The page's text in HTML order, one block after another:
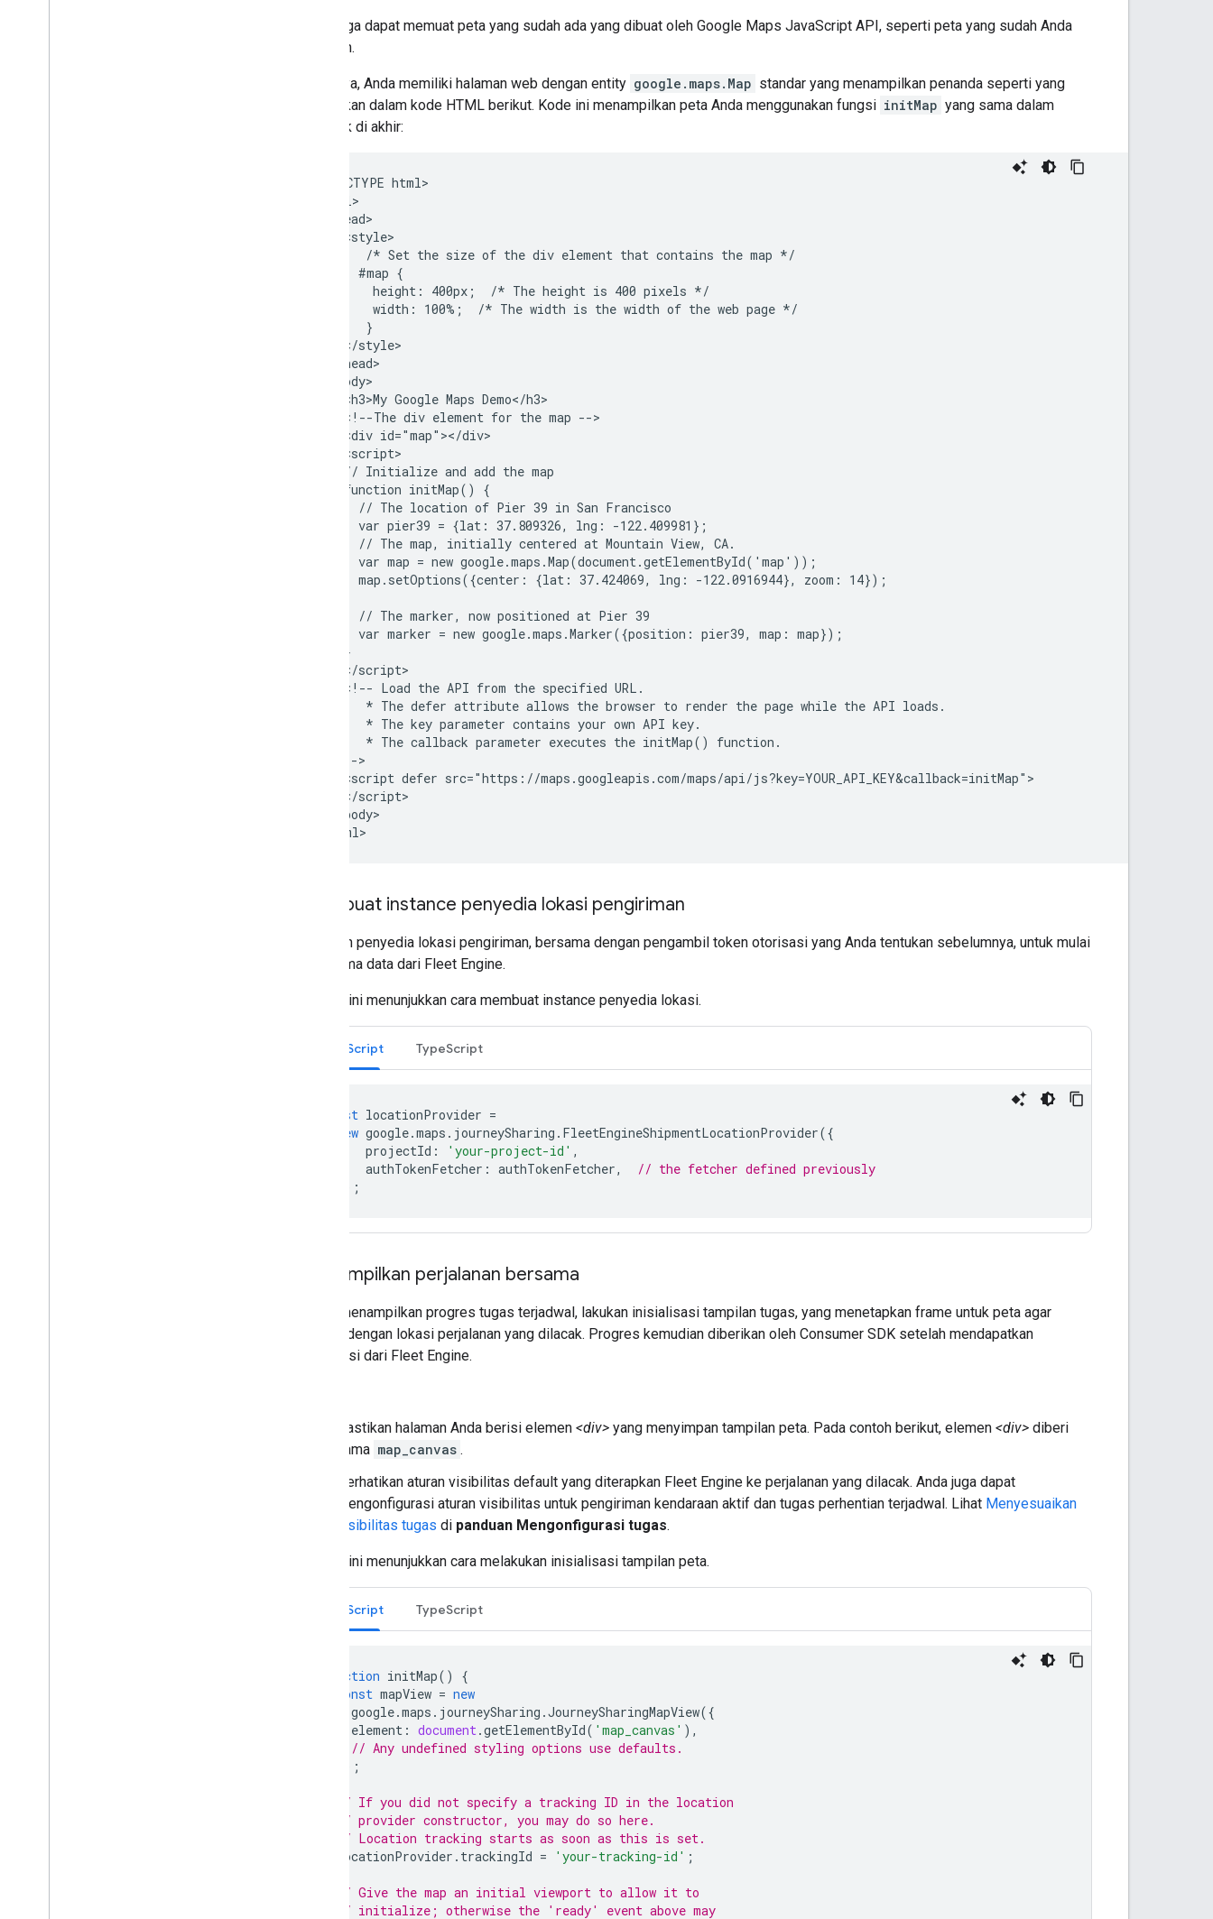
Anda juga dapat memuat peta yang sudah ada yang dibuat oleh Google Maps JavaScript API, seperti peta yang sudah Anda
gunakan.
Misalnya, Anda memiliki halaman web dengan entity google.maps.Map standar yang menampilkan penanda seperti yang
ditentukan dalam kode HTML berikut. Kode ini menampilkan peta Anda menggunakan fungsi initMap yang sama dalam
callback di akhir:
    <!DOCTYPE html>
    <html>
      <head>
        <style>
           /* Set the size of the div element that contains the map */
          #map {
            height: 400px;  /* The height is 400 pixels */
            width: 100%;  /* The width is the width of the web page */
           }
        </style>
      </head>
      <body>
        <h3>My Google Maps Demo</h3>
        <!--The div element for the map -->
        <div id="map"></div>
        <script>
        // Initialize and add the map
        function initMap() {
          // The location of Pier 39 in San Francisco
          var pier39 = {lat: 37.809326, lng: -122.409981};
          // The map, initially centered at Mountain View, CA.
          var map = new google.maps.Map(document.getElementById('map'));
          map.setOptions({center: {lat: 37.424069, lng: -122.0916944}, zoom: 14});
          // The marker, now positioned at Pier 39
          var marker = new google.maps.Marker({position: pier39, map: map});
        }
        </script>
        <!-- Load the API from the specified URL.
           * The defer attribute allows the browser to render the page while the API loads.
           * The key parameter contains your own API key.
           * The callback parameter executes the initMap() function.
        -->
        <script defer src="https://maps.googleapis.com/maps/api/js?key=YOUR_API_KEY&callback=initMap">
        </script>
      </body>
Membuat instance penyedia lokasi pengiriman
Gunakan penyedia lokasi pengiriman, bersama dengan pengambil token otorisasi yang Anda tentukan sebelumnya, untuk mulai
menerima data dari Fleet Engine.
Contoh ini menunjukkan cara membuat instance penyedia lokasi.
JavaScript TypeScript
const locationProvider =
new google.maps . journeySharing . FleetEngineShipmentLocationProvider({
projectId : 'your-project-id' ,
authTokenFetcher : authTokenFetcher,
// the fetcher defined previously
});
Menampilkan perjalanan bersama
Untuk menampilkan progres tugas terjadwal, lakukan inisialisasi tampilan tugas, yang menetapkan frame untuk peta agar
sesuai dengan lokasi perjalanan yang dilacak. Progres kemudian diberikan oleh Consumer SDK setelah mendapatkan
informasi dari Fleet Engine.
Pastikan halaman Anda berisi elemen <div> yang menyimpan tampilan peta. Pada contoh berikut, elemen <div> diberi
nama map_canvas .
Perhatikan aturan visibilitas default yang diterapkan Fleet Engine ke perjalanan yang dilacak. Anda juga dapat
mengonfigurasi aturan visibilitas untuk pengiriman kendaraan aktif dan tugas perhentian terjadwal. Lihat Menyesuaikan
visibilitas tugas di panduan Mengonfigurasi tugas.
Contoh ini menunjukkan cara melakukan inisialisasi tampilan peta.
JavaScript TypeScript
function initMap()
{
const mapView = new
google.maps . journeySharing .JourneySharingMapView({
element : document.getElementById( 'map_canvas' ),
// Any undefined styling options use defaults.
});
// If you did not specify a tracking ID in the location
// provider constructor, you may do so here.
// Location tracking starts as soon as this is set.
locationProvider . trackingId = 'your-tracking-id' ;
// Give the map an initial viewport to allow it to
// initialize; otherwise the 'ready' event above may